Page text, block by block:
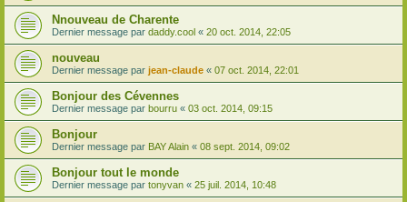
Nnouveau de Charente
Dernier message par daddy.cool « 20 oct. 2014, 22:05
nouveau
Dernier message par jean-claude « 07 oct. 2014, 22:01
Bonjour des Cévennes
Dernier message par bourru « 03 oct. 2014, 09:15
Bonjour
Dernier message par BAY Alain « 08 sept. 2014, 09:02
Bonjour tout le monde
Dernier message par tonyvan « 25 juil. 2014, 10:48